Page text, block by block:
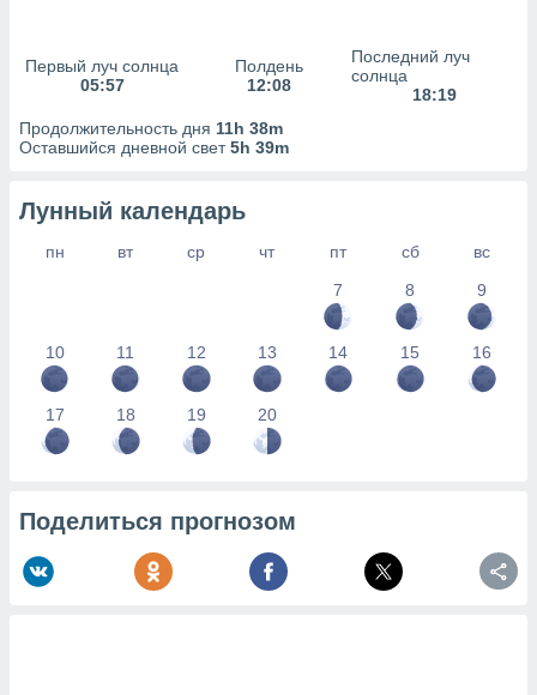
1199
Первый луч солнца
05:57
Полдень
12:08
Последний луч
солнца
18:19
Продолжительность дня 11h 38m
Оставшийся дневной свет5h 39m
Лунный календарь
пн вт ср чт пт сб
вс
7
8 9
10 11 12 13 14 15 16
17 18 19 20
Поделиться прогнозом